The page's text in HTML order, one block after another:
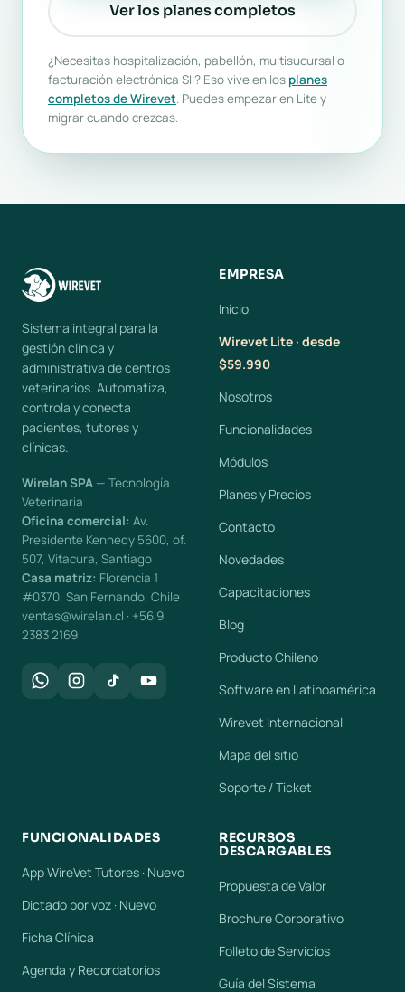
Ver los planes completos
¿Necesitas hospitalización, pabellón, multisucursal o
facturación electrónica SII? Eso vive en los planes
completos de Wirevet. Puedes empezar en Lite y
migrar cuando crezcas.
Sistema integral para la
gestión clínica y
administrativa de centros
veterinarios. Automatiza,
controla y conecta
pacientes, tutores y
clínicas.
Wirelan SPA — Tecnología
Veterinaria
Oficina comercial: Av.
Presidente Kennedy 5600, of.
507, Vitacura, Santiago
Casa matriz: Florencia 1
#0370, San Fernando, Chile
ventas@wirelan.cl · +56 9
2383 2169
EMPRESA
Inicio
Wirevet Lite · desde
$59.990
Nosotros
Funcionalidades
Módulos
Planes y Precios
Contacto
Novedades
Capacitaciones
Blog
Producto Chileno
Software en Latinoamérica
Wirevet Internacional
Mapa del sitio
Soporte / Ticket
FUNCIONALIDADES
App WireVet Tutores · Nuevo
Dictado por voz · Nuevo
Ficha Clínica
Agenda y Recordatorios
RECURSOS
DESCARGABLES
Propuesta de Valor
Brochure Corporativo
Folleto de Servicios
Guía del Sistema